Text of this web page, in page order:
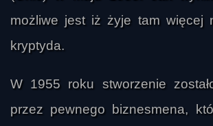
możliwe jest iż żyje tam więcej
kryptyda.
W 1955 roku stworzenie
przez pewnego biznesmena,